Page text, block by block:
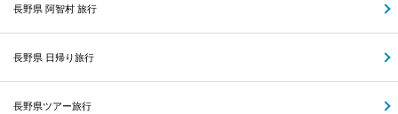
長野県 阿智村 旅行
長野県 日帰り旅行
長野県ツアー旅行